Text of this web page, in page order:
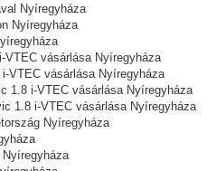
Nyíregyháza
Nyíregyháza
VTEC vásárlása Nyíregyháza
VTEC vásárlása Nyíregyháza
1.8 i-VTEC vásárlása Nyíregyháza
1.8 i-VTEC vásárlása Nyíregyháza
Nyíregyháza